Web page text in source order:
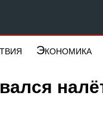
Запад
Экономика